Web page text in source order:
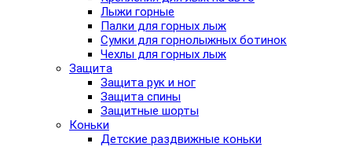
Лыжи горные
Палки для горных лыж
Сумки для горнолыжных ботинок
Чехлы для горных лыж
Защита
Защита рук и ног
Защита спины
Защитные шорты
Коньки
Детские раздвижные коньки